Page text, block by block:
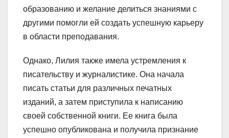
образованию и желание делиться знаниями с
другими помогли ей создать успешную карьеру
в области преподавания.
Однако, Лилия также имела устремления к
писательству и журналистике. Она начала
писать статьи для различных печатных
изданий, а затем приступила к написанию
своей собственной книги. Ее книга была
успешно опубликована и получила признание